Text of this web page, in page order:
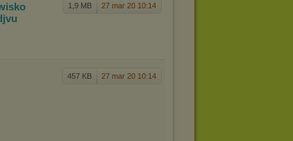
1,9 MB 27 mar 20 10:14
isko
457 KB 27 mar 20 10:14